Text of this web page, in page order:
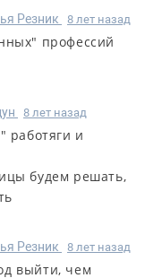
Резник 8 лет назад
профессий
8 лет назад
работяги и
будем решать,
Резник 8 лет назад
выйти, чем